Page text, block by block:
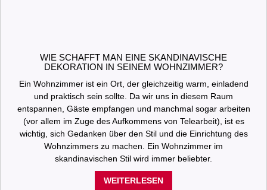
WIE SCHAFFT MAN EINE SKANDINAVISCHE
DEKORATION IN SEINEM WOHNZIMMER?
Ein Wohnzimmer ist ein Ort, der gleichzeitig warm, einladend
und praktisch sein sollte. Da wir uns in diesem Raum
entspannen, Gäste empfangen und manchmal sogar arbeiten
(vor allem im Zuge des Aufkommens von Telearbeit), ist es
wichtig, sich Gedanken über den Stil und die Einrichtung des
Wohnzimmers zu machen. Ein Wohnzimmer im
skandinavischen Stil wird immer beliebter.
WEITERLESEN